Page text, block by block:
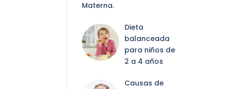
Materna.
Dieta
balanceada
para niños de
2 a 4 años
Causas de